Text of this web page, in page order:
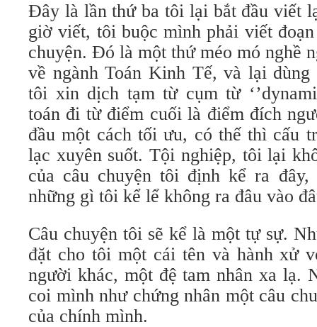
Đây là lần thứ ba tôi lại bắt đầu viết
giờ viết, tôi buộc mình phải viết
chuyện. Đó là một thứ méo mó nghề
về ngành Toán Kinh Tế, và lại dùng
tôi xin dịch tạm từ cụm từ
toán đi từ điểm cuối là điểm đích
đầu một cách tối ưu, có thế thì cấu
lạc xuyên suốt. Tội nghiệp, tôi lại
của câu chuyện tôi định kể ra
những gì tôi kể lể không ra đâu vào
Câu chuyện tôi sẽ kể là một tự sự.
đặt cho tôi một cái tên và hành xử
người khác, một đệ tam nhân xa lạ.
coi mình như chứng nhân một câu
của chính mình.